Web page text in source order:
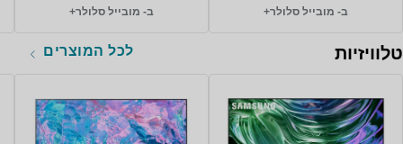
ב- מובייל סלולר+ ב- מובייל סלולר+
טלוויזיות לכל המוצרים